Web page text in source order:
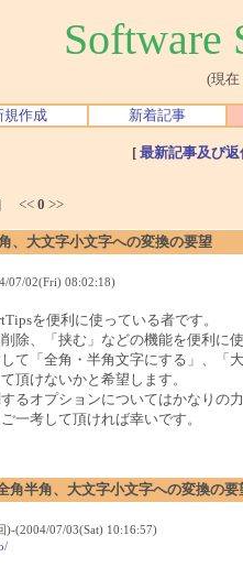
Software
(現在
規作成 新着記事
[ 最新記事及び
] << 0 >>
、大文字小文字への変換の要望
07/02(Fri) 08:02:18)
を便利に使っている者です。
除、「挟む」などの機能を便利に
て「全角・半角文字にする」、「
頂けないかと希望します。
るオプションについてはかなりの
一考して頂ければ幸いです。
角半角、大文字小文字への変換の要
)-(2004/07/03(Sat) 10:16:57)